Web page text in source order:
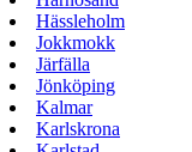
Hässleholm
Jokkmokk
Järfälla
Jönköping
Kalmar
Karlskrona